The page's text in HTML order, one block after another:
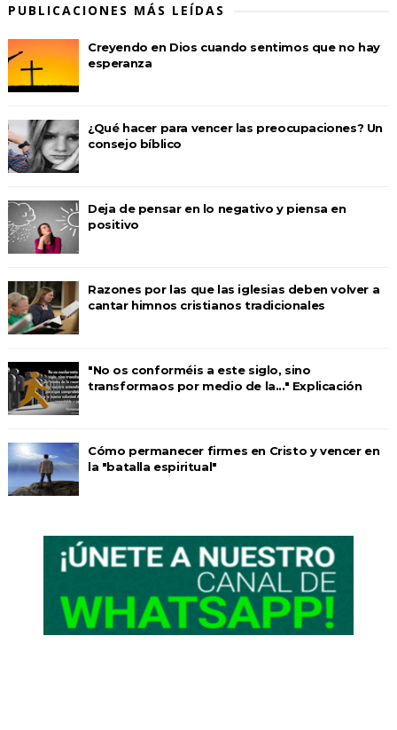
PUBLICACIONES MÁS LEÍDAS
Creyendo en Dios cuando sentimos que no hay
esperanza
¿Qué hacer para vencer las preocupaciones? Un
consejo bíblico
Deja de pensar en lo negativo y piensa en
positivo
Razones por las que las iglesias deben volver a
cantar himnos cristianos tradicionales
"No os conforméis a este siglo, sino
transformaos por medio de la..." Explicación
Cómo permanecer firmes en Cristo y vencer en
la "batalla espiritual"